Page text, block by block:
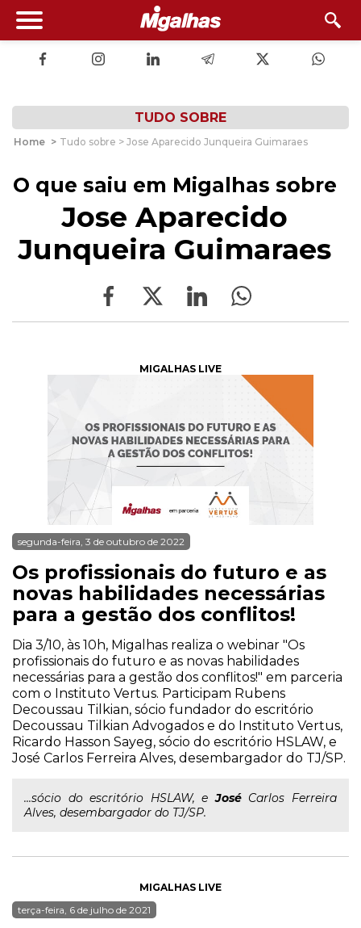
TUDO SOBRE
Home > Tudo sobre > Jose Aparecido Junqueira Guimaraes
O que saiu em Migalhas sobre
Jose Aparecido
Junqueira Guimaraes
MIGALHAS LIVE
segunda-feira, 3 de outubro de 2022
Os profissionais do futuro e as
novas habilidades necessárias
para a gestão dos conflitos!
Dia 3/10, às 10h, Migalhas realiza o webinar "Os
profissionais do futuro e as novas habilidades
necessárias para a gestão dos conflitos!" em parceria
com o Instituto Vertus. Participam Rubens
Decoussau Tilkian, sócio fundador do escritório
Decoussau Tilkian Advogados e do Instituto Vertus,
Ricardo Hasson Sayeg, sócio do escritório HSLAW, e
José Carlos Ferreira Alves, desembargador do TJ/SP.
...sócio do escritório HSLAW, eJoséCarlos Ferreira
Alves, desembargador do TJ/SP.
MIGALHAS LIVE
terça-feira, 6 de julho de 2021